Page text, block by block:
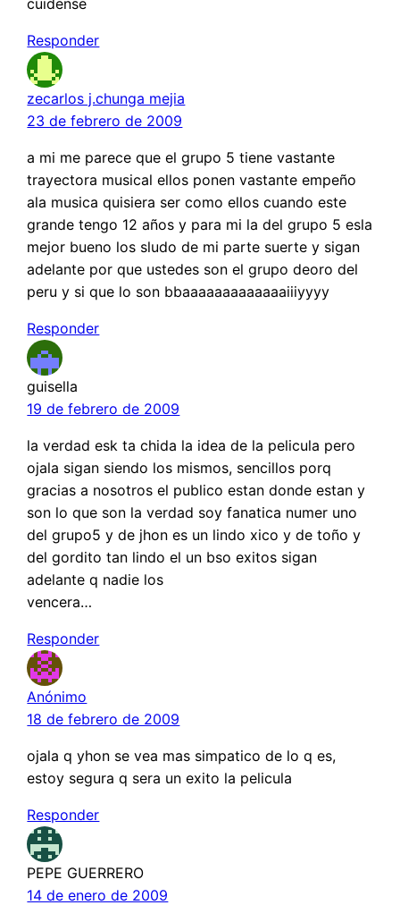
cuidense
Responder
zecarlos j.chunga mejia
23 de febrero de 2009
a mi me parece que el grupo 5 tiene vastante
trayectora musical ellos ponen vastante empeño
ala musica quisiera ser como ellos cuando este
grande tengo 12 años y para mi la del grupo 5 esla
mejor bueno los sludo de mi parte suerte y sigan
adelante por que ustedes son el grupo deoro del
peru y si que lo son bbaaaaaaaaaaaaaiiiyyyy
Responder
guisella
19 de febrero de 2009
la verdad esk ta chida la idea de la pelicula pero
ojala sigan siendo los mismos, sencillos porq
gracias a nosotros el publico estan donde estan y
son lo que son la verdad soy fanatica numer uno
del grupo5 y de jhon es un lindo xico y de toño y
del gordito tan lindo el un bso exitos sigan
adelante q nadie los
vencera…
Responder
Anónimo
18 de febrero de 2009
ojala q yhon se vea mas simpatico de lo q es,
estoy segura q sera un exito la pelicula
Responder
PEPE GUERRERO
14 de enero de 2009